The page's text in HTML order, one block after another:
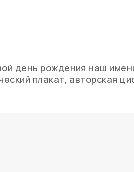
день рождения наш
плакат, авторская